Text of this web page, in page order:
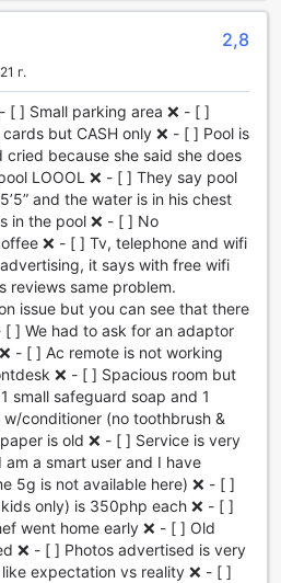
които търсят комбинация от
на тропическия рай на
Pool Villa Resort and Spa
Spa предлага впечатляващи
ще задоволят нуждите на
Вътрешният басейн е
в уединение, независимо
просторни размери и
предоставя перфектната
и тренировки. За любителите
предлага невероятна
и е чудесно място за
ден на плажа.
е истински рай за любителите
можете да се насладите на
плажно волейбол, сърфинг
на пясъка, наслаждавайки
За допълнителна наслада,
освежаващи напитки и
почивка след активен
and Spa е перфектното
комбинация от спорт и
2,8
г.
[ ] Small parking area ❌ - [ ]
but CASH only ❌ - [ ] Pool is
cried because she said she does
LOOOL ❌ - [ ] They say pool
and the water is in his chest
in the pool ❌ - [ ] No
❌ - [ ] Tv, telephone and wifi
it says with free wifi
reviews same problem.
issue but you can see that there
[ ] We had to ask for an adaptor
- [ ] Ac remote is not working
❌ - [ ] Spacious room but
small safeguard soap and 1
conditioner (no toothbrush &
is old ❌ - [ ] Service is very
a smart user and I have
5g is not available here) ❌ - [ ]
only) is 350php each ❌ - [ ]
went home early ❌ - [ ] Old
❌ - [ ] Photos advertised is very
expectation vs reality ❌ - [ ]